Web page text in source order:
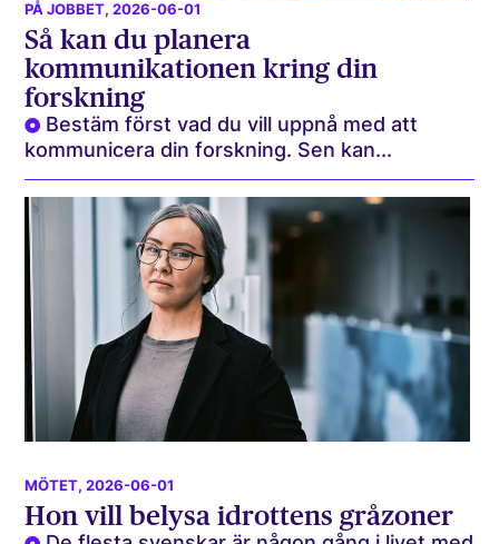
PÅ JOBBET, 2026-06-01
Så kan du planera
kommunikationen kring din
forskning
Bestäm först vad du vill uppnå med att
kommunicera din forskning. Sen kan...
MÖTET, 2026-06-01
Hon vill belysa idrottens gråzoner